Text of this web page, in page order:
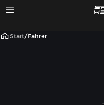
Start/Fahrer